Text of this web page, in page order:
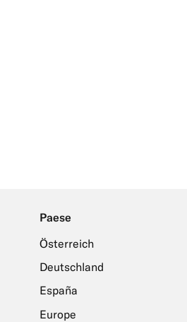
Paese
Österreich
Deutschland
España
Europe